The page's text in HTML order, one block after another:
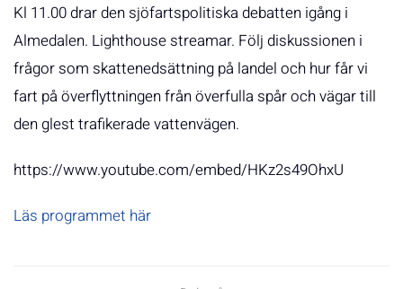
Kl 11.00 drar den sjöfartspolitiska debatten igång i
Almedalen. Lighthouse streamar. Följ diskussionen i
frågor som skattenedsättning på landel och hur får vi
fart på överflyttningen från överfulla spår och vägar till
den glest trafikerade vattenvägen.
https://www.youtube.com/embed/HKz2s49OhxU
Läs programmet här